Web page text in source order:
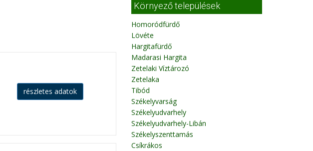
részletes adatok
Környező települések
Homoródfürdő
Lövéte
Hargitafürdő
Madarasi Hargita
Zetelaki Víztározó
Zetelaka
Tibód
Székelyvarság
Székelyudvarhely
Székelyudvarhely-Libán
Székelyszenttamás
Csíkrákos